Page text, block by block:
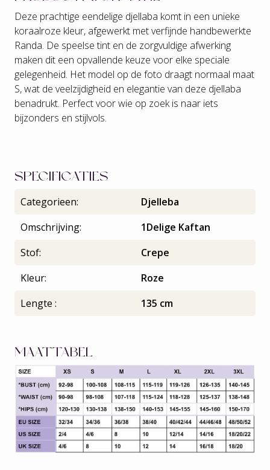
Deze prachtige eendelige djellaba komt in een unieke
koraalroze kleur, afgewerkt met verfijnde handbewerkte
Randa. De speelse tint en de zorgvuldige afwerking
maken dit een opvallende keuze voor elke speciale
gelegenheid. Het model op de foto draagt normaal maat
S, wat de veelzijdigheid en elegantie van deze djellaba
benadrukt. Perfect voor wie op zoek is naar iets
bijzonders en stijlvols.
SPECIFICATIES
Categorieen:
Djelleba
Omschrijving:
1Delige Kaftan
Stof:
Crepe
Kleur:
Roze
Lengte :
135 cm
MAATTABEL